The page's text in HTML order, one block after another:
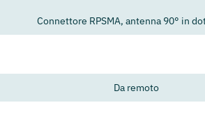
Connettore RPSMA, antenna 90° in
Da remoto